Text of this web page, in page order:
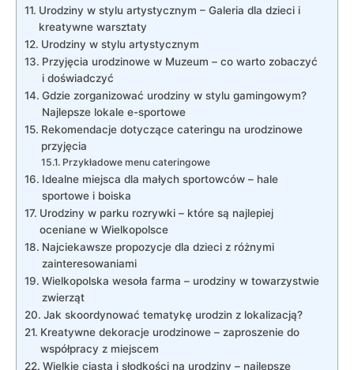
Urodziny w stylu artystycznym –⁢ Galeria dla dzieci i‌
kreatywne warsztaty
Urodziny w stylu artystycznym
Przyjęcia urodzinowe w Muzeum ⁣– co ‌warto zobaczyć
⁤i doświadczyć
Gdzie zorganizować urodziny w ‌stylu gamingowym?
Najlepsze lokale ​e-sportowe
Rekomendacje dotyczące cateringu na urodzinowe
przyjęcia
Przykładowe menu cateringowe
Idealne miejsca⁤ dla małych ‍sportowców ⁢– hale​
sportowe i‍ boiska
Urodziny w parku ​rozrywki – które są najlepiej
oceniane w Wielkopolsce
Najciekawsze propozycje dla dzieci ​z różnymi
‌zainteresowaniami
Wielkopolska wesoła farma – urodziny w towarzystwie
zwierząt
Jak skoordynować​ tematykę urodzin z lokalizacją?
Kreatywne dekoracje urodzinowe – zaproszenie do
współpracy z miejscem
Wielkie ciasta i‌ słodkości na urodziny⁤ – najlepsze